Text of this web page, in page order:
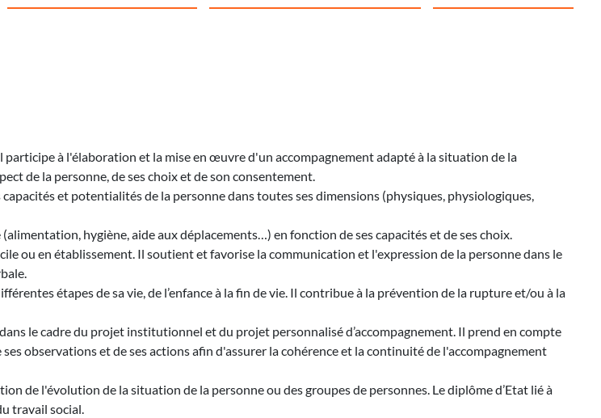
à l'élaboration et la mise en œuvre d'un accompagnement adapté à la situation de la
de la personne, de ses choix et de son consentement.
et potentialités de la personne dans toutes ses dimensions (physiques, physiologiques,
hygiène, aide aux déplacements…) en fonction de ses capacités et de ses choix.
ou en établissement. Il soutient et favorise la communication et l'expression de la personne dans le
étapes de sa vie, de l’enfance à la fin de vie. Il contribue à la prévention de la rupture et/ou à la
le cadre du projet institutionnel et du projet personnalisé d’accompagnement. Il prend en compte
observations et de ses actions afin d'assurer la cohérence et la continuité de l'accompagnement
de l'évolution de la situation de la personne ou des groupes de personnes. Le diplôme d’Etat lié à
travail social.